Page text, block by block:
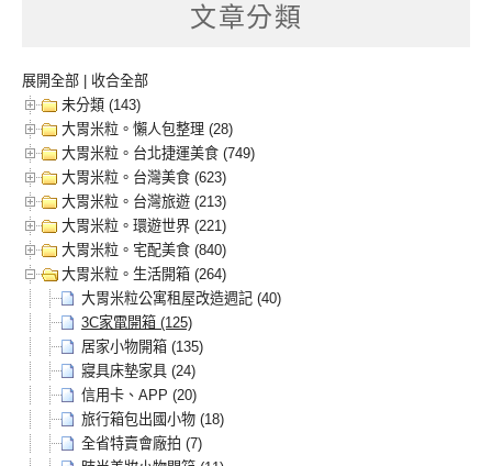
文章分類
展開全部 | 收合全部
未分類 (143)
大胃米粒。懶人包整理 (28)
大胃米粒。台北捷運美食 (749)
大胃米粒。台灣美食 (623)
大胃米粒。台灣旅遊 (213)
大胃米粒。環遊世界 (221)
大胃米粒。宅配美食 (840)
大胃米粒。生活開箱 (264)
大胃米粒公寓租屋改造週記 (40)
3C家電開箱 (125)
居家小物開箱 (135)
寢具床墊家具 (24)
信用卡、APP (20)
旅行箱包出國小物 (18)
全省特賣會廠拍 (7)